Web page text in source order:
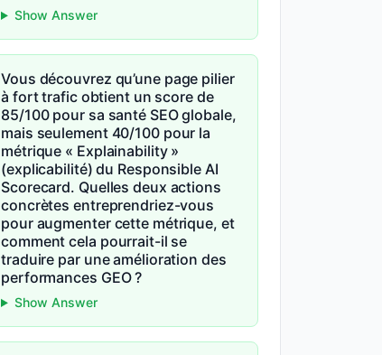
Show Answer
Vous découvrez qu’une page pilier
à fort trafic obtient un score de
85/100 pour sa santé SEO globale,
mais seulement 40/100 pour la
métrique « Explainability »
(explicabilité) du Responsible AI
Scorecard. Quelles deux actions
concrètes entreprendriez-vous
pour augmenter cette métrique, et
comment cela pourrait-il se
traduire par une amélioration des
performances GEO ?
Show Answer